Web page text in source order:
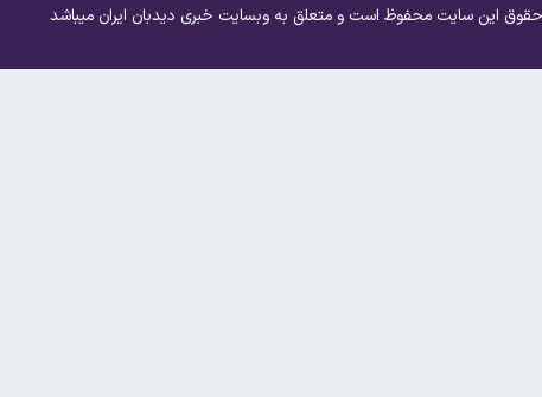
این سایت محفوظ است و متعلق به وبسایت خبری دیدبان ایران میباشد